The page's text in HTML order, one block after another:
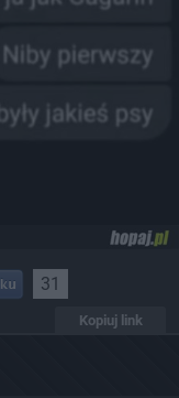
31
Kopiuj link